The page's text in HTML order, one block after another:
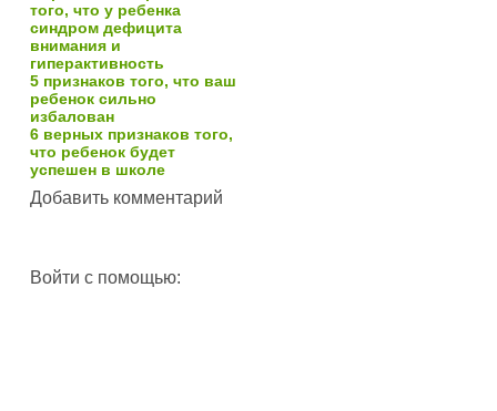
того, что у ребенка
синдром дефицита
внимания и
гиперактивность
5 признаков того, что ваш
ребенок сильно
избалован
6 верных признаков того,
что ребенок будет
успешен в школе
Добавить комментарий
Войти с помощью: